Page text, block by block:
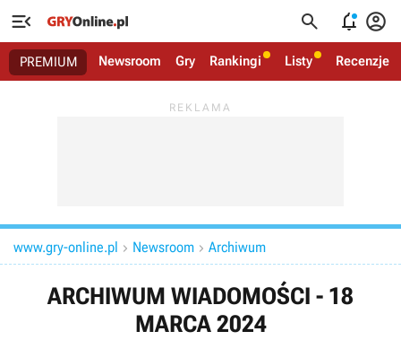
   
PREMIUM Newsroom Gry Rankingi Listy Recenzje
www.gry-online.pl  Newsroom  Archiwum
ARCHIWUM WIADOMOŚCI - 18
MARCA 2024